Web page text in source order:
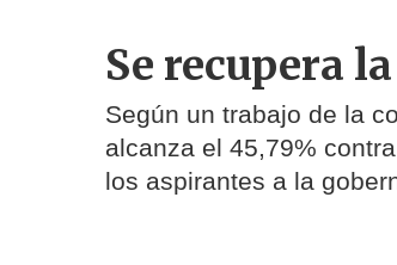
Se recupera
Según un trabajo de la
alcanza el 45,79%
los aspirantes a la